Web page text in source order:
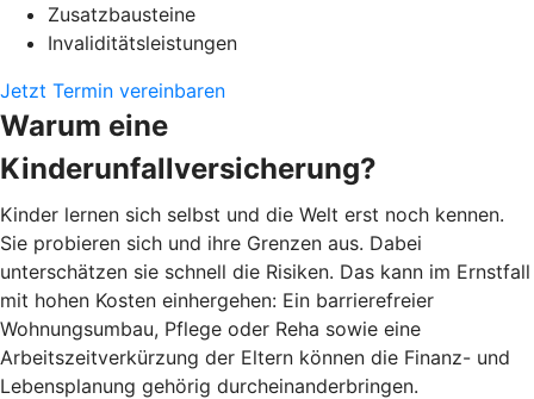
Zusatzbausteine
Invaliditätsleistungen
Jetzt Termin vereinbaren
Warum eine
Kinderunfallversicherung?
Kinder lernen sich selbst und die Welt erst noch kennen.
Sie probieren sich und ihre Grenzen aus. Dabei
unterschätzen sie schnell die Risiken. Das kann im Ernstfall
mit hohen Kosten einhergehen: Ein barrierefreier
Wohnungsumbau, Pflege oder Reha sowie eine
Arbeitszeitverkürzung der Eltern können die Finanz- und
Lebensplanung gehörig durcheinanderbringen.